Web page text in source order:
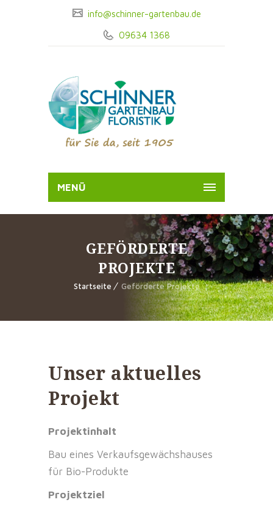
info@schinner-gartenbau.de
09634 1368
MENÜ
GEFÖRDERTE
PROJEKTE
Startseite Geförderte Projekte
Unser aktuelles
Projekt
Projektinhalt
Bau eines Verkaufsgewächshauses
für Bio-Produkte
Projektziel